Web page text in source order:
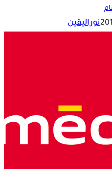
نوراليقين